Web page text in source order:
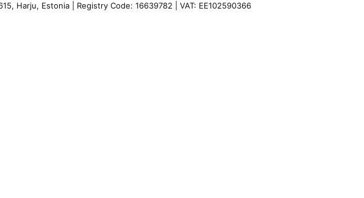
Harju, Estonia | Registry Code: 16639782 | VAT: EE102590366